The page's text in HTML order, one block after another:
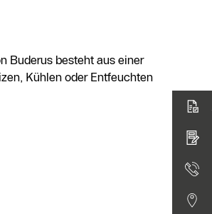
Buderus besteht aus einer
Kühlen oder Entfeuchten